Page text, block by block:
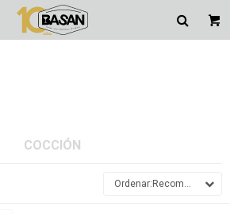
COCCIÓN
Recomendados